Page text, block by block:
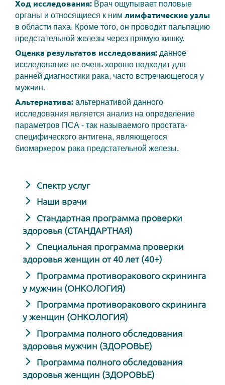
Ход исследования: Врач ощупывает половые
органы и относящиеся к ним лимфатические узлы
в области паха. Кроме того, он проводит пальпацию
предстательной железы через прямую кишку.
Оценка результатов исследования: данное
исследование не очень хорошо подходит для
ранней диагностики рака, часто встречающегося у
мужчин.
Альтернатива: альтернативой данного
исследования является анализ на определение
параметров ПСА - так называемого простата-
специфического антигена, являющегося
биомаркером рака предстательной железы.
Спектр услуг
Наши врачи
Стандартная программа проверки
здоровья (СТАНДАРТНАЯ)
Специальная программа проверки
здоровья женщин от 40 лет (40+)
Программа противоракового скрининга
у мужчин (ОНКОЛОГИЯ)
Программа противоракового скрининга
у женщин (ОНКОЛОГИЯ)
Программа полного обследования
здоровья мужчин (ЗДОРОВЬЕ)
Программа полного обследования
здоровья женщин (ЗДОРОВЬЕ)